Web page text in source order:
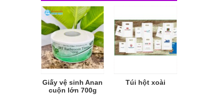
Giấy vệ sinh Anan
cuộn lớn 700g
Túi hột xoài